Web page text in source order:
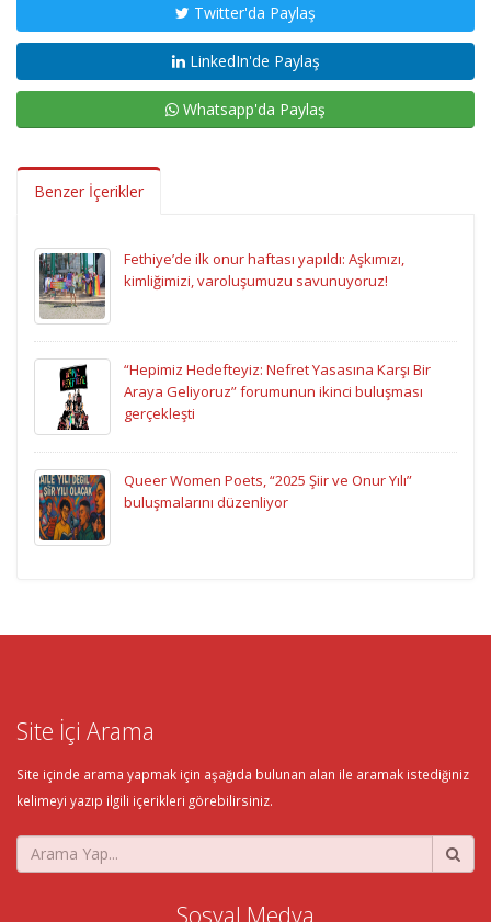
Twitter'da Paylaş
LinkedIn'de Paylaş
Whatsapp'da Paylaş
Benzer İçerikler
Fethiye’de ilk onur haftası yapıldı: Aşkımızı,
kimliğimizi, varoluşumuzu savunuyoruz!
“Hepimiz Hedefteyiz: Nefret Yasasına Karşı Bir
Araya Geliyoruz” forumunun ikinci buluşması
gerçekleşti
Queer Women Poets, “2025 Şiir ve Onur Yılı”
buluşmalarını düzenliyor
Site İçi Arama
Site içinde arama yapmak için aşağıda bulunan alan ile aramak istediğiniz
kelimeyi yazıp ilgili içerikleri görebilirsiniz.
Sosyal Medya